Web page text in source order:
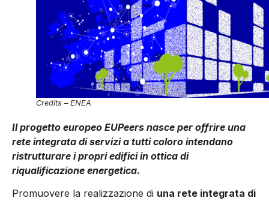
Credits – ENEA
Il progetto europeo EUPeers nasce per offrire una
rete integrata di servizi a tutti coloro intendano
ristrutturare i propri edifici in ottica di
riqualificazione energetica.
Promuovere la realizzazione di una rete integrata di